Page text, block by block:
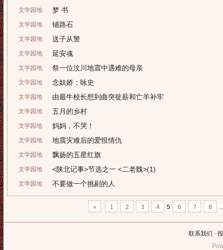
文学园地 梦 书
文学园地 铺路石
文学园地 送子从警
文学园地 延安魂
文学园地 祭一位汶川地震中遇难的母亲
文学园地 念奴娇：咏史
文学园地 由最牛校长想到曲突徙薪和亡羊补牢
文学园地 五月的乡村
文学园地 妈妈，不哭！
文学园地 地震灾难后的爱恨情仇
文学园地 飘扬的五星红旗
文学园地 <陕北记事>节选之一 <二老魏>(1)
文学园地 不要做一个挑剔的人
« 1 2 3 4 5 6 7 8 ...
联系我们 -